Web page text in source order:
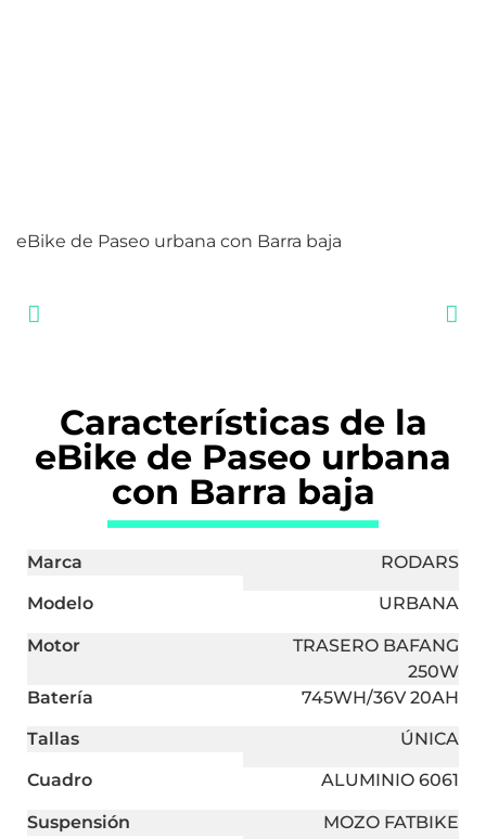
eBike de Paseo urbana con Barra baja
Características de la
eBike de Paseo urbana
con Barra baja
Marca RODARS
Modelo URBANA
Motor
TRASERO BAFANG
250W
Batería
745WH/36V 20AH
Tallas ÚNICA
Cuadro ALUMINIO 6061
Suspensión MOZO FATBIKE